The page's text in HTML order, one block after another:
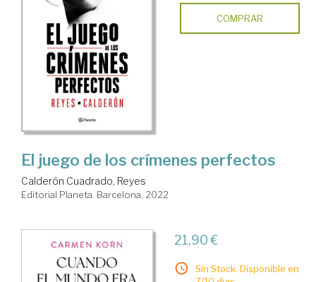
COMPRAR
El juego de los crímenes perfectos
Calderón Cuadrado, Reyes
Editorial Planeta. Barcelona, 2022
21,90 €
Sin Stock. Disponible en